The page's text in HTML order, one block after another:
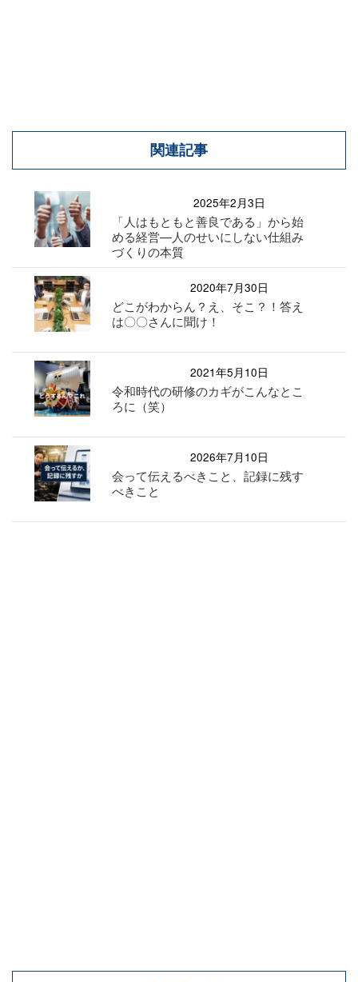
関連記事
2025年2月3日
「人はもともと善良である」から始
める経営—人のせいにしない仕組み
づくりの本質
2020年7月30日
どこがわからん？え、そこ？！答え
は〇〇さんに聞け！
2021年5月10日
令和時代の研修のカギがこんなとこ
ろに（笑）
2026年7月10日
会って伝えるべきこと、記録に残す
べきこと